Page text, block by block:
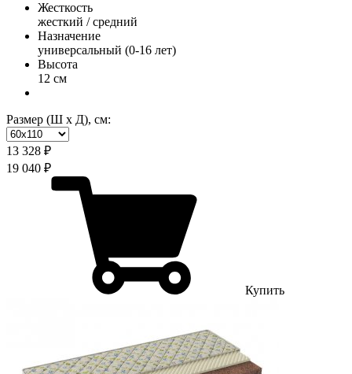
Жесткость
жесткий / средний
Назначение
универсальный (0-16 лет)
Высота
12 см
Размер (Ш х Д), см:
13 328 ₽
19 040 ₽
Купить